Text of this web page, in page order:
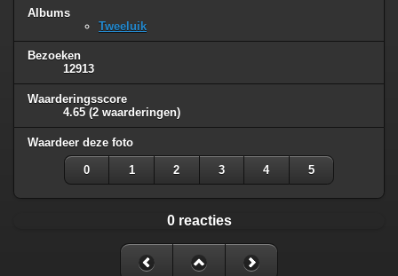
Albums
Tweeluik
Bezoeken
12913
Waarderingsscore
4.65 (2 waarderingen)
Waardeer deze foto
0 1 2 3 4 5
0 reacties